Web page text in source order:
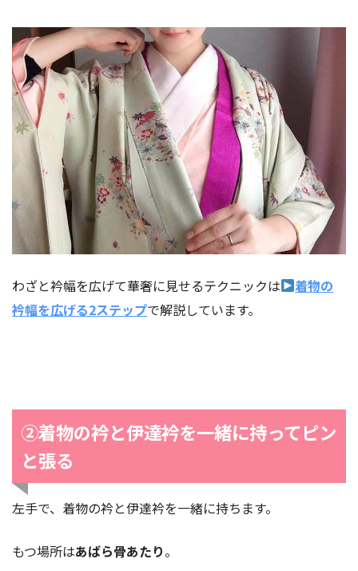
わざと衿幅を広げて華奢に見せるテクニックは
着物の
衿幅を広げる2ステップで解説しています。
②着物の衿と伊達衿を一緒に持ってピン
と張る
左手で、着物の衿と伊達衿を一緒に持ちます。
もつ場所はあばら骨あたり。